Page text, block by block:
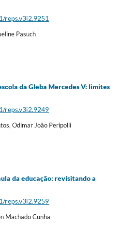
reps.v3i2.9251
Pasuch
da Gleba Mercedes V: limites
reps.v3i2.9249
Odimar João Peripolli
da educação: revisitando a
reps.v3i2.9259
Machado Cunha